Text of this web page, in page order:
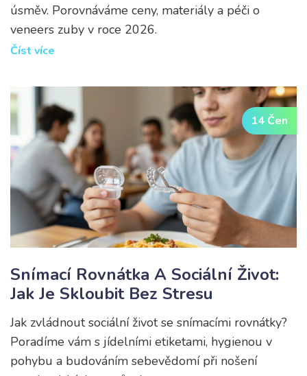
úsměv. Porovnáváme ceny, materiály a péči o
veneers zuby v roce 2026.
Číst více
14 Čen
Snímací Rovnátka A Sociální Život:
Jak Je Skloubit Bez Stresu
Jak zvládnout sociální život se snímacími rovnátky?
Poradíme vám s jídelními etiketami, hygienou v
pohybu a budováním sebevědomí při nošení